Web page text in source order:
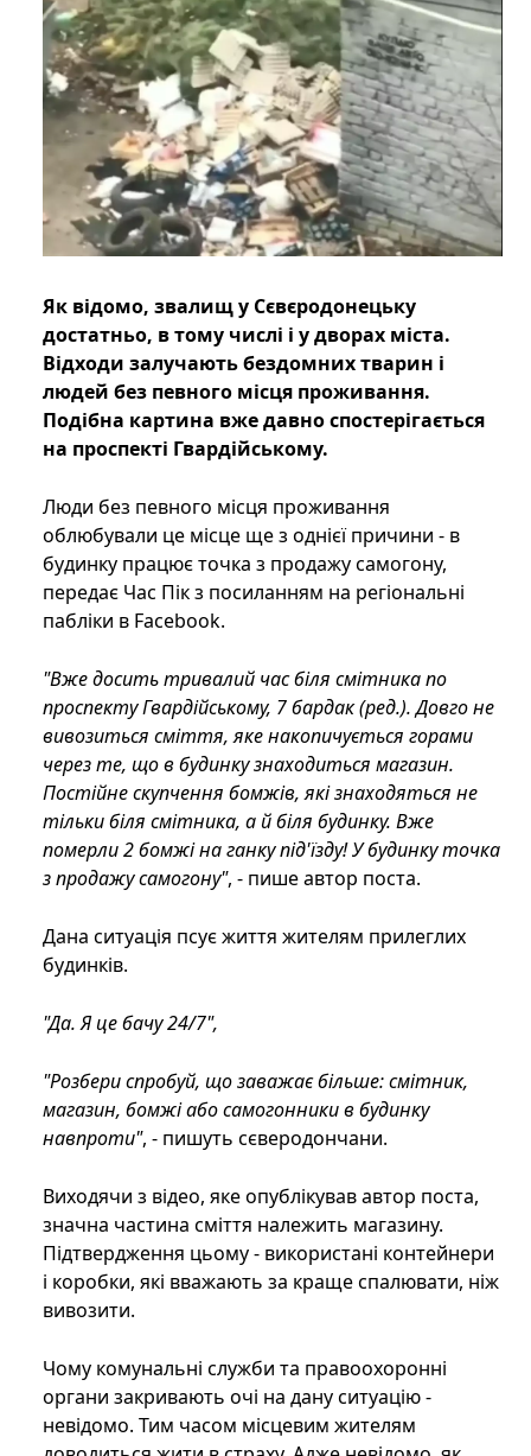
Як відомо, звалищ у Сєвєродонецьку
достатньо, в тому числі і у дворах міста.
Відходи залучають бездомних тварин і
людей без певного місця проживання.
Подібна картина вже давно спостерігається
на проспекті Гвардійському.
Люди без певного місця проживання
облюбували це місце ще з однієї причини - в
будинку працює точка з продажу самогону,
передає Час Пік з посиланням на регіональні
пабліки в Facebook.
"Вже досить тривалий час біля смітника по
проспекту Гвардійському, 7 бардак (ред.). Довго не
вивозиться сміття, яке накопичується горами
через те, що в будинку знаходиться магазин.
Постійне скупчення бомжів, які знаходяться не
тільки біля смітника, а й біля будинку. Вже
померли 2 бомжі на ганку під'їзду! У будинку точка
з продажу самогону", - пише автор поста.
Дана ситуація псує життя жителям прилеглих
будинків.
"Да. Я це бачу 24/7",
"Розбери спробуй, що заважає більше: смітник,
магазин, бомжі або самогонники в будинку
навпроти", - пишуть сєверодончани.
Виходячи з відео, яке опублікував автор поста,
значна частина сміття належить магазину.
Підтвердження цьому - використані контейнери
і коробки, які вважають за краще спалювати, ніж
вивозити.
Чому комунальні служби та правоохоронні
органи закривають очі на дану ситуацію -
невідомо. Тим часом місцевим жителям